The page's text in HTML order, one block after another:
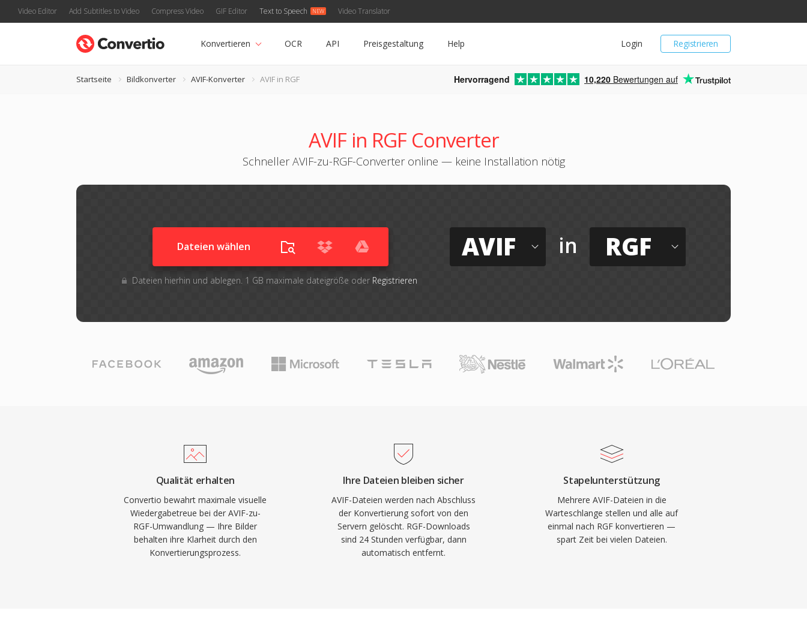
Video Editor Add Subtitles to Video Compress Video GIF Editor Text to Speech Video Translator
Registrieren
Login
Konvertieren OCR API Preisgestaltung Help
Startseite Bildkonverter AVIF-Konverter AVIF in RGF Hervorragend 10,220 Bewertungen auf
AVIF in RGF Converter
Schneller AVIF-zu-RGF-Converter online — keine Installation nötig
Dateien wählen
Dateien hierhin und ablegen. 1 GB maximale dateigröße oder Registrieren
AVIF in RGF
Qualität erhalten
Convertio bewahrt maximale visuelle
Wiedergabetreue bei der AVIF-zu-
RGF-Umwandlung — Ihre Bilder
behalten ihre Klarheit durch den
Konvertierungsprozess.
Ihre Dateien bleiben sicher
AVIF-Dateien werden nach Abschluss
der Konvertierung sofort von den
Servern gelöscht. RGF-Downloads
sind 24 Stunden verfügbar, dann
automatisch entfernt.
Stapelunterstützung
Mehrere AVIF-Dateien in die
Warteschlange stellen und alle auf
einmal nach RGF konvertieren —
spart Zeit bei vielen Dateien.